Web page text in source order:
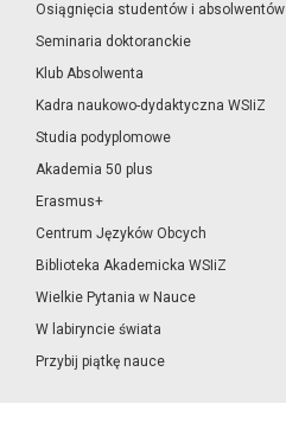
Osiągnięcia studentów i absolwentów
Seminaria doktoranckie
Klub Absolwenta
Kadra naukowo-dydaktyczna WSIiZ
Studia podyplomowe
Akademia 50 plus
Erasmus+
Centrum Języków Obcych
Biblioteka Akademicka WSIiZ
Wielkie Pytania w Nauce
W labiryncie świata
Przybij piątkę nauce